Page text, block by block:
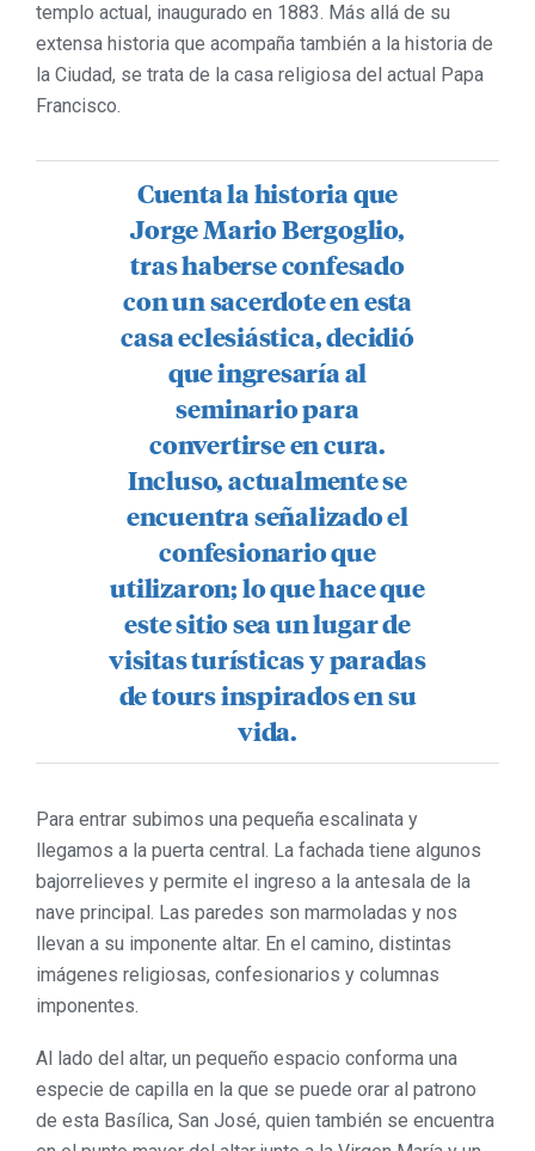
templo actual, inaugurado en 1883. Más allá de su
extensa historia que acompaña también a la historia de
la Ciudad, se trata de la casa religiosa del actual Papa
Francisco.
Cuenta la historia que
Jorge Mario Bergoglio,
tras haberse confesado
con un sacerdote en esta
casa eclesiástica, decidió
que ingresaría al
seminario para
convertirse en cura.
Incluso, actualmente se
encuentra señalizado el
confesionario que
utilizaron; lo que hace que
este sitio sea un lugar de
visitas turísticas y paradas
de tours inspirados en su
vida.
Para entrar subimos una pequeña escalinata y
llegamos a la puerta central. La fachada tiene algunos
bajorrelieves y permite el ingreso a la antesala de la
nave principal. Las paredes son marmoladas y nos
llevan a su imponente altar. En el camino, distintas
imágenes religiosas, confesionarios y columnas
imponentes.
Al lado del altar, un pequeño espacio conforma una
especie de capilla en la que se puede orar al patrono
de esta Basílica, San José, quien también se encuentra